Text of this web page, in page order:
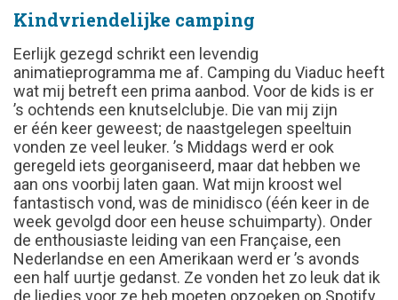
Kindvriendelijke camping
Eerlijk gezegd schrikt een levendig
animatieprogramma me af. Camping du Viaduc heeft
wat mij betreft een prima aanbod. Voor de kids is er
’s ochtends een knutselclubje. Die van mij zijn
er één keer geweest; de naastgelegen speeltuin
vonden ze veel leuker. ’s Middags werd er ook
geregeld iets georganiseerd, maar dat hebben we
aan ons voorbij laten gaan. Wat mijn kroost wel
fantastisch vond, was de minidisco (één keer in de
week gevolgd door een heuse schuimparty). Onder
de enthousiaste leiding van een Française, een
Nederlandse en een Amerikaan werd er ’s avonds
een half uurtje gedanst. Ze vonden het zo leuk dat ik
de liedjes voor ze heb moeten opzoeken op Spotify.